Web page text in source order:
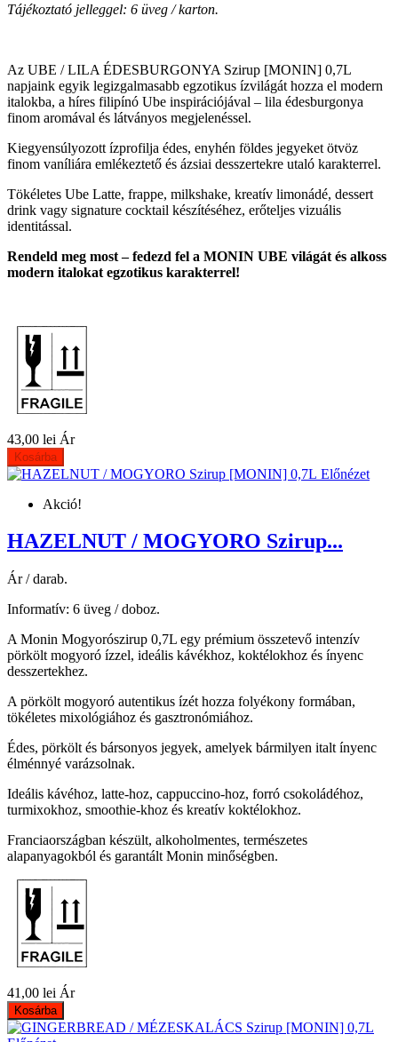
Tájékoztató jelleggel: 6 üveg / karton.
Az UBE / LILA ÉDESBURGONYA Szirup [MONIN] 0,7L
napjaink egyik legizgalmasabb egzotikus ízvilágát hozza el modern
italokba, a híres filipínó Ube inspirációjával – lila édesburgonya
finom aromával és látványos megjelenéssel.
Kiegyensúlyozott ízprofilja édes, enyhén földes jegyeket ötvöz
finom vaníliára emlékeztető és ázsiai desszertekre utaló karakterrel.
Tökéletes Ube Latte, frappe, milkshake, kreatív limonádé, dessert
drink vagy signature cocktail készítéséhez, erőteljes vizuális
identitással.
Rendeld meg most – fedezd fel a MONIN UBE világát és alkoss
modern italokat egzotikus karakterrel!
43,00 lei Ár
Kosárba
Előnézet
Akció!
HAZELNUT / MOGYORO Szirup...
Ár / darab.
Informatív: 6 üveg / doboz.
A Monin Mogyorószirup 0,7L egy prémium összetevő intenzív
pörkölt mogyoró ízzel, ideális kávékhoz, koktélokhoz és ínyenc
desszertekhez.
A pörkölt mogyoró autentikus ízét hozza folyékony formában,
tökéletes mixológiához és gasztronómiához.
Édes, pörkölt és bársonyos jegyek, amelyek bármilyen italt ínyenc
élménnyé varázsolnak.
Ideális kávéhoz, latte-hoz, cappuccino-hoz, forró csokoládéhoz,
turmixokhoz, smoothie-khoz és kreatív koktélokhoz.
Franciaországban készült, alkoholmentes, természetes
alapanyagokból és garantált Monin minőségben.
41,00 lei Ár
Kosárba